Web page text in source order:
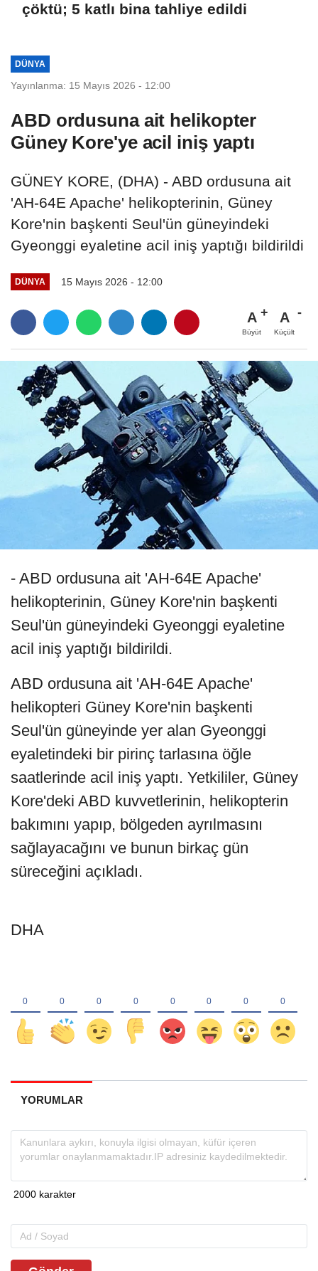
çöktü; 5 katlı bina tahliye edildi
DÜNYA
Yayınlanma: 15 Mayıs 2026 - 12:00
ABD ordusuna ait helikopter
Güney Kore'ye acil iniş yaptı
GÜNEY KORE, (DHA) - ABD ordusuna ait
'AH-64E Apache' helikopterinin, Güney
Kore'nin başkenti Seul'ün güneyindeki
Gyeonggi eyaletine acil iniş yaptığı bildirildi
DÜNYA 15 Mayıs 2026 - 12:00
A
Büyüt
A
Küçült
- ABD ordusuna ait 'AH-64E Apache'
helikopterinin, Güney Kore'nin başkenti
Seul'ün güneyindeki Gyeonggi eyaletine
acil iniş yaptığı bildirildi.
ABD ordusuna ait 'AH-64E Apache'
helikopteri Güney Kore'nin başkenti
Seul'ün güneyinde yer alan Gyeonggi
eyaletindeki bir pirinç tarlasına öğle
saatlerinde acil iniş yaptı. Yetkililer, Güney
Kore'deki ABD kuvvetlerinin, helikopterin
bakımını yapıp, bölgeden ayrılmasını
sağlayacağını ve bunun birkaç gün
süreceğini açıkladı.
DHA
YORUMLAR